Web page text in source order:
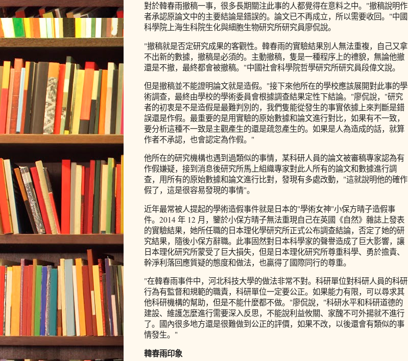
對於韓春雨撤稿一事，很多長期關注此事的人都覺得在意料之中。"撤稿說明作
者承認原論文中的主要結論是錯誤的。論文已不再成立，所以需要收回。"中國
科學院上海生科院生化與細胞生物研究所研究員廖侃說。
"撤稿就是否定研究成果的客觀性。韓春雨的實驗結果別人無法重複，自己又拿
不出新的數據，撤稿是必須的。主動撤稿，隻是一種程序上的禮貌，無論他撤
還是不撤，最終都會被撤稿。"中國社會科學院哲學研究所研究員段偉文說。
但是撤稿並不能證明論文就是造假。"接下來他所在的學校應該展開對此事的學
術調查，最終由學校的學術委員會根據調查結果定性下結論。"廖侃說，"研究
者的初衷是不是造假是最難判別的，我們隻能從發生的事實依據上來判斷是錯
誤還是作假。最重要的是用實驗的原始數據和論文進行對比，如果有不一致，
要分析這種不一致是主觀產生的還是疏忽產生的。如果是人為造成的話，就算
作者不承認，也會認定為作假。"
他所在的研究機構也遇到過類似的事情，某科研人員的論文被審稿專家認為有
作假嫌疑，接到消息後研究所馬上組織專家對此人所有的論文和數據進行調
查，用所有的原始數據和論文進行比對，發現有多處改動，"這就說明他的確作
假了，這是很容易發現的事情"。
近年最常被人提起的學術造假事件就是日本的"學術女神"小保方晴子造假事
件。2014 年 12 月，鑒於小保方晴子無法重現自己在英國《自然》雜誌上發表
的實驗結果，她所任職的日本理化學研究所正式公布調查結論，否定了她的研
究結果，隨後小保方辭職。此事固然對日本科學家的聲譽造成了巨大影響，讓
日本理化研究所蒙受了巨大損失，但是日本理化研究所尊重科學、勇於擔責、
幹淨利落回應質疑的態度和做法，也贏得了國際同行的尊重。
"在韓春雨事件中，河北科技大學的做法非常不對。科研單位對科研人員的科研
行為有監督和規範的職責，科研單位一定要公正。如果能力有限，可以尋求其
他科研機構的幫助，但是不能什麼都不做。"廖侃說，"科研水平和科研道德的
建設、維護怎麼進行需要深入反思，不能說利益攸關、家醜不可外揚就不進行
了。國內很多地方還是很難做到公正的評價，如果不改，以後還會有類似的事
情發生。"
韓春雨印象